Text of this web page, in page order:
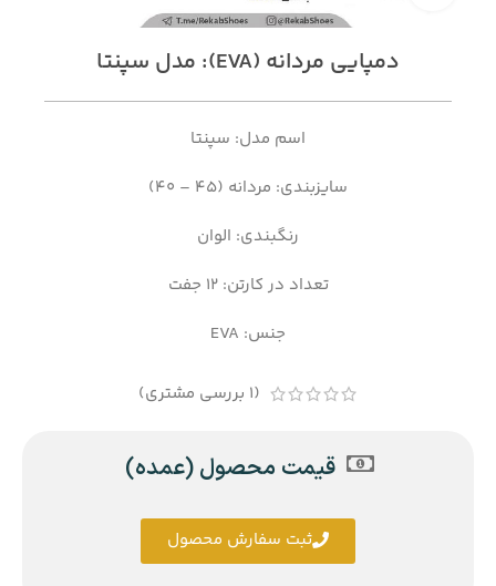
دمپایی مردانه (EVA): مدل سپنتا
اسم مدل: سپنتا
سایزبندی: مردانه (45 – 40)
رنگبندی: الوان
تعداد در کارتن: 12 جفت
جنس: EVA
(
1 بررسی مشتری)
قیمت محصول (عمده)
ثبت سفارش محصول